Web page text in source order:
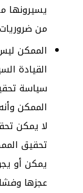
يسيرونها
من
الممكن
القيادة
سياسة
الممكن
لا يمكن
تحقيق
يمكن أو
عجزها